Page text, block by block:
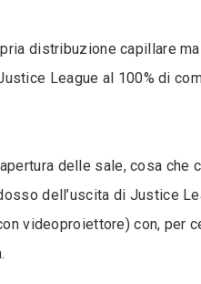
distribuzione capillare
League al 100% di
delle sale, cosa che
dell’uscita di Justice
videoproiettore) con, per